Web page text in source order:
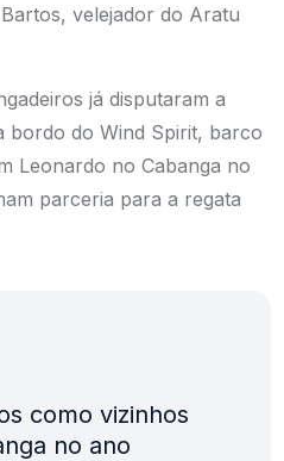
velejador do Aratu
já disputaram a
bordo do Wind Spirit, barco
Leonardo no Cabanga no
parceria para a regata
como vizinhos
no ano